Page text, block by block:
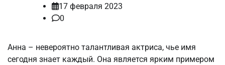
17 февраля 2023
0
Анна – невероятно талантливая актриса, чье имя
сегодня знает каждый. Она является ярким примером